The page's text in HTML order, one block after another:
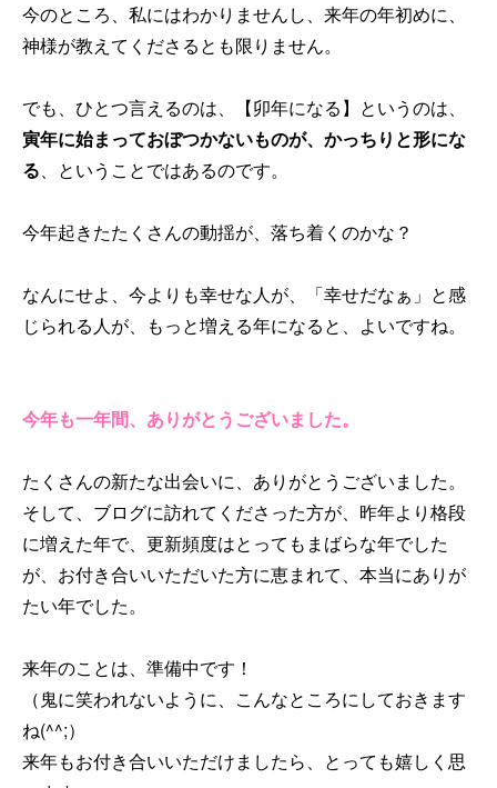
今のところ、私にはわかりませんし、来年の年初めに、
神様が教えてくださるとも限りません。
でも、ひとつ言えるのは、【卯年になる】というのは、
寅年に始まっておぼつかないものが、かっちりと形にな
る、ということではあるのです。
今年起きたたくさんの動揺が、落ち着くのかな？
なんにせよ、今よりも幸せな人が、「幸せだなぁ」と感
じられる人が、もっと増える年になると、よいですね。
今年も一年間、ありがとうございました。
たくさんの新たな出会いに、ありがとうございました。
そして、ブログに訪れてくださった方が、昨年より格段
に増えた年で、更新頻度はとってもまばらな年でした
が、お付き合いいただいた方に恵まれて、本当にありが
たい年でした。
来年のことは、準備中です！
（鬼に笑われないように、こんなところにしておきます
ね(^^;）
来年もお付き合いいただけましたら、とっても嬉しく思